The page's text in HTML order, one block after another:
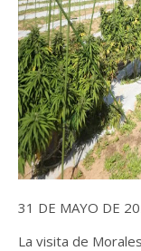
31 DE MAYO DE
La visita de